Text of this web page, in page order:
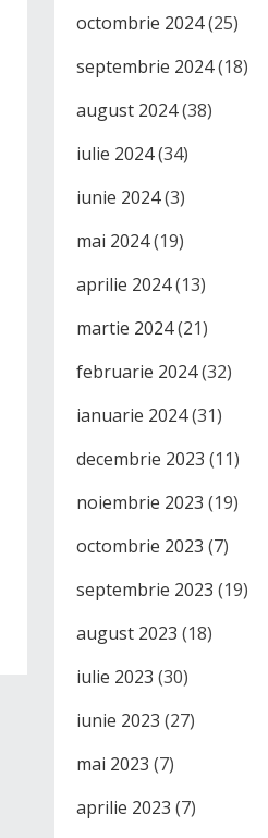
octombrie 2024(25)
septembrie 2024(18)
august 2024(38)
iulie 2024(34)
iunie 2024(3)
mai 2024(19)
aprilie 2024(13)
martie 2024(21)
februarie 2024(32)
ianuarie 2024(31)
decembrie 2023 (11)
noiembrie 2023 (19)
octombrie 2023 (7)
septembrie 2023 (19)
august 2023 (18)
iulie 2023 (30)
iunie 2023 (27)
mai 2023 (7)
aprilie 2023 (7)